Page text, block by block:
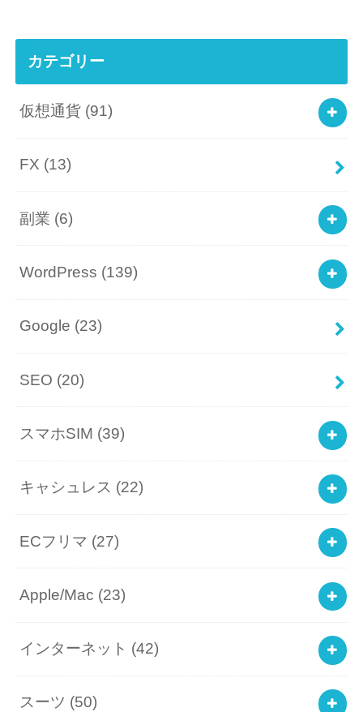
カテゴリー
仮想通貨 (91)
FX (13)
副業 (6)
WordPress (139)
Google (23)
SEO (20)
スマホSIM (39)
キャシュレス (22)
ECフリマ (27)
Apple/Mac (23)
インターネット (42)
スーツ (50)